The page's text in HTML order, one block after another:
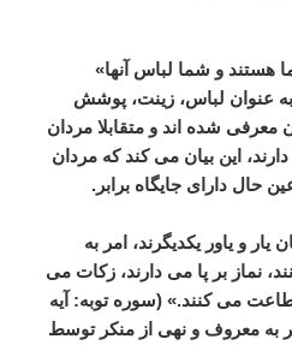
هستند و شما لباس آنها»
به عنوان لباس، زینت، پوشش
معرفی شده اند و متقابلا مردان
دارند، این بیان می کند که مردان
حال دارای جایگاه برابر.
یار و یاور یکدیگرند، امر به
نماز بر پا می دارند، زکات می
می کنند.» (سوره توبه: آیه
به معروف و نهی از منکر توسط